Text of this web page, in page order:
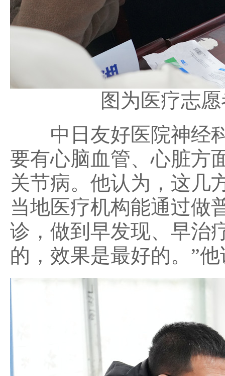
图为医疗志
中日友好医院神经科
要有心脑血管、心脏方
关节病。他认为，这几
当地医疗机构能通过做
诊，做到早发现、早治
的，效果是最好的。”